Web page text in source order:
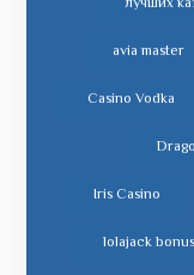
avia master
Casino Vodka
Iris Casino
lolajack bonus